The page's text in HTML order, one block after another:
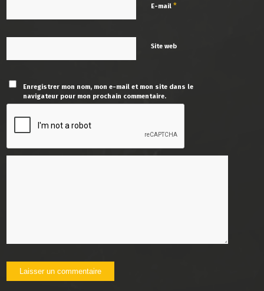
E-mail*
Site web
Enregistrer mon nom, mon e-mail et mon site dans le
navigateur pour mon prochain commentaire.